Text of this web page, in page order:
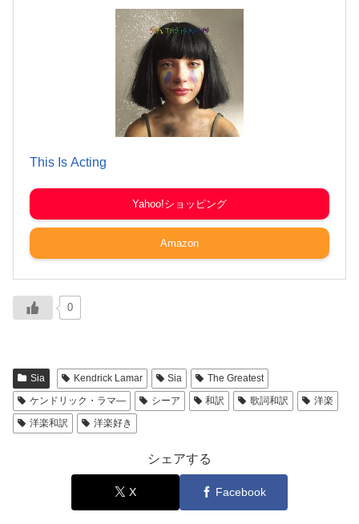
This Is Acting
Yahoo!ショッピング
Amazon
0
Sia Kendrick Lamar Sia
The Greatest
ケンドリック・ラマ―
シーア 和訳 歌詞和訳
洋楽
洋楽和訳
洋楽好き
シェアする
X Facebook